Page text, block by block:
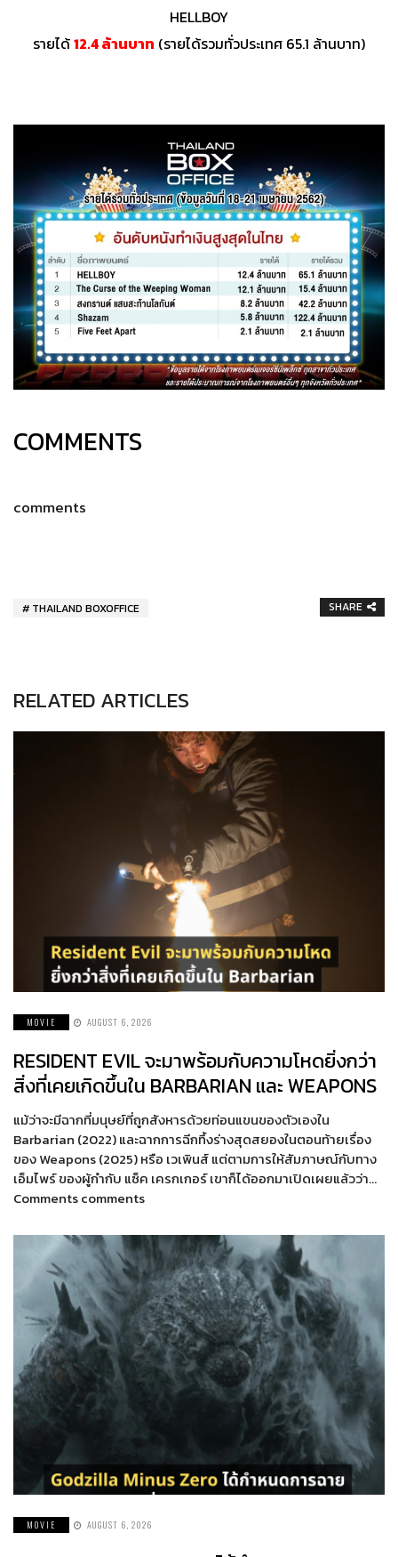
HELLBOY
รายได้12.4 ล้านบาท (รายได้รวมทั่วประเทศ 65.1 ล้านบาท)
COMMENTS
comments
THAILAND BOXOFFICE SHARE
RELATED ARTICLES
MOVIE AUGUST 6, 2026
RESIDENT EVIL จะมาพร้อมกับความโหดยิ่งกว่า
สิ่งที่เคยเกิดขึ้นใน BARBARIAN และ WEAPONS
แม้ว่าจะมีฉากที่มนุษย์ที่ถูกสังหารด้วยท่อนแขนของตัวเองใน
Barbarian (2022) และฉากการฉีกทึ้งร่างสุดสยองในตอนท้ายเรื่อง
ของ Weapons (2025) หรือ เวเพินส์ แต่ตามการให้สัมภาษณ์กับทาง
เอ็มไพร์ ของผู้กำกับ แซ็ค เครกเกอร์ เขาก็ได้ออกมาเปิดเผยแล้วว่า…
Comments comments
MOVIE AUGUST 6, 2026